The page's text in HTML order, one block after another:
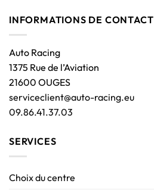
INFORMATIONS DE CONTACT
Auto Racing
1375 Rue de l’Aviation
21600 OUGES
serviceclient@auto-racing.eu
09.86.41.37.03
SERVICES
Choix du centre